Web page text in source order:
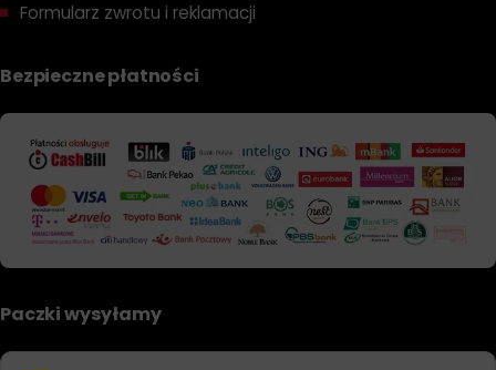
Formularz zwrotu i reklamacji
Bezpieczne płatności
Paczki wysyłamy